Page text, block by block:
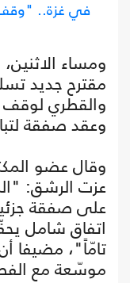
في غزة.. "وقف
ومساء
مقترح جديد
والقطري لوقف
وعقد صفقة
وقال عضو
عزت الرشق:
على صفقة
اتفاق شامل
تامّاً"، مضيفا
موسّعة مع